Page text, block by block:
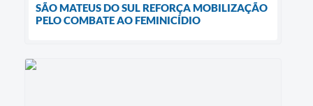
SÃO MATEUS DO SUL REFORÇA MOBILIZAÇÃO
PELO COMBATE AO FEMINICÍDIO